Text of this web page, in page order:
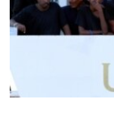
ቂሔ ጽልሚ
ቋንቋታት